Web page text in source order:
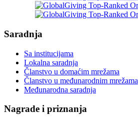
Saradnja
Sa institucijama
Lokalna saradnja
Članstvo u domaćim mrežama
Članstvo u međunarodnim mrežama
Međunarodna saradnja
Nagrade i priznanja